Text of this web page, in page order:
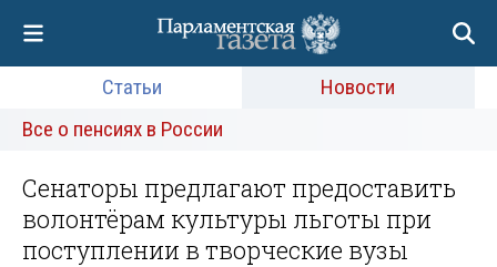
Статьи
Новости
Все о пенсиях в России
Сенаторы предлагают предоставить
волонтёрам культуры льготы при
поступлении в творческие вузы